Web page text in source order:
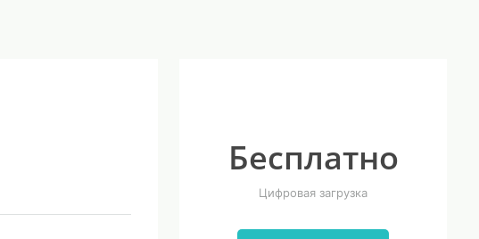
Бесплатно
Цифровая загрузка